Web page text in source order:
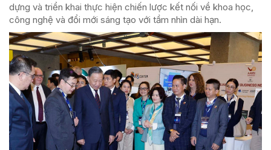
dựng và triển khai thực hiện chiến lược kết nối về khoa học,
công nghệ và đổi mới sáng tạo với tầm nhìn dài hạn.